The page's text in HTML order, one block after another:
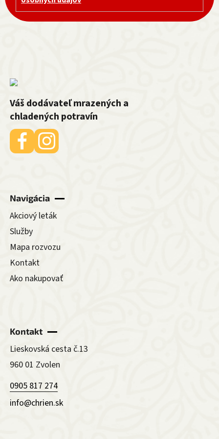
Váš dodávateľ mrazených a
chladených potravín
Navigácia
Akciový leták
Služby
Mapa rozvozu
Kontakt
Ako nakupovať
Kontakt
Lieskovská cesta č.13
960 01 Zvolen
0905 817 274
info@chrien.sk